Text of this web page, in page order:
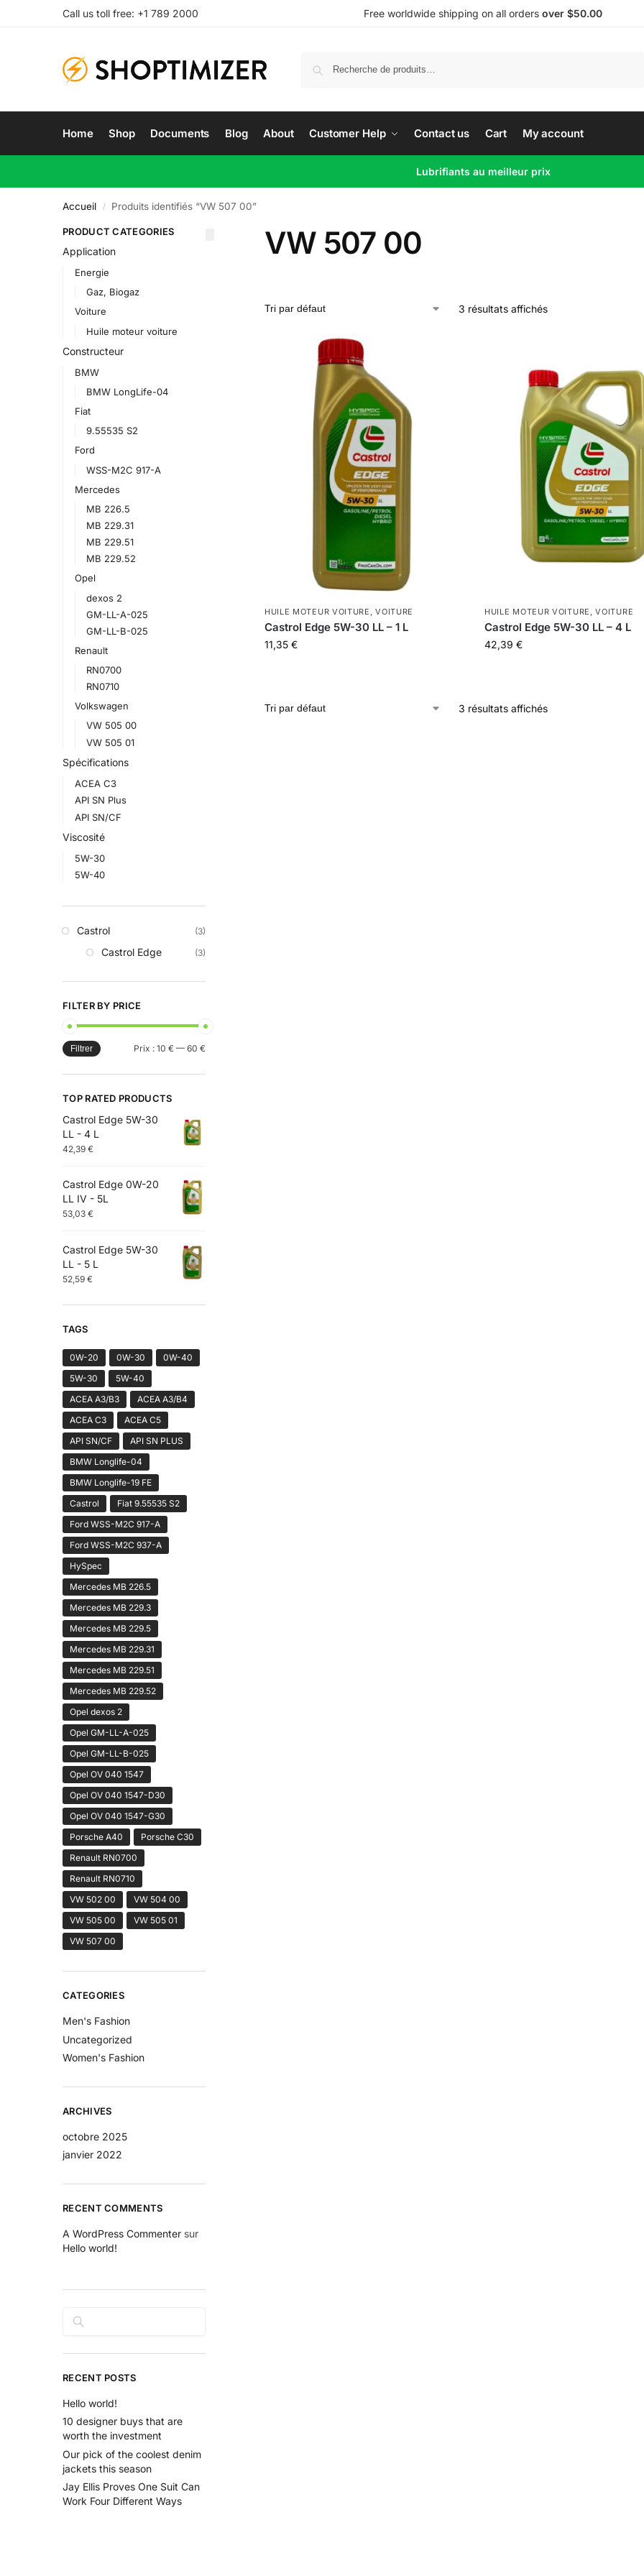
Call us toll free: +1 789 2000 Free worldwide shipping on all orders over $50.00
Home Shop Documents Blog About Customer Help Contact us Cart My account
Lubrifiants au meilleur prix
Accueil / Produits identifiés “VW 507 00”
VW 507 00
3 résultats affichés
HUILE MOTEUR VOITURE ,VOITURE
Castrol Edge 5W-30 LL – 1 L
11,35 €
HUILE MOTEUR VOITURE ,VOITURE
Castrol Edge 5W-30 LL – 4 L
42,39 €
3 résultats affichés
PRODUCT CATEGORIES
Application
Energie
Gaz, Biogaz
Voiture
Huile moteur voiture
Constructeur
BMW
BMW LongLife-04
Fiat
9.55535 S2
Ford
WSS-M2C 917-A
Mercedes
MB 226.5
MB 229.31
MB 229.51
MB 229.52
Opel
dexos 2
GM-LL-A-025
GM-LL-B-025
Renault
RN0700
RN0710
Volkswagen
VW 505 00
VW 505 01
Spécifications
ACEA C3
API SN Plus
API SN/CF
Viscosité
5W-30
5W-40
Castrol (3)
Castrol Edge (3)
FILTER BY PRICE
Filtrer Prix : 10 € — 60 €
TOP RATED PRODUCTS
Castrol Edge 5W-30
LL - 4 L
42,39 €
Castrol Edge 0W-20
LL IV - 5L
53,03 €
Castrol Edge 5W-30
LL - 5 L
52,59 €
TAGS
0W-20 0W-30
0W-40
5W-30
5W-40
ACEA A3/B3
ACEA A3/B4
ACEA C3
ACEA C5
API SN/CF
API SN PLUS
BMW Longlife-04
BMW Longlife-19 FE
Castrol
Fiat 9.55535 S2
Ford WSS-M2C 917-A
Ford WSS-M2C 937-A
HySpec
Mercedes MB 226.5
Mercedes MB 229.3
Mercedes MB 229.5
Mercedes MB 229.31
Mercedes MB 229.51
Mercedes MB 229.52
Opel dexos 2
Opel GM-LL-A-025
Opel GM-LL-B-025
Opel OV 040 1547
Opel OV 040 1547-D30
Opel OV 040 1547-G30
Porsche A40
Porsche C30
Renault RN0700
Renault RN0710
VW 502 00
VW 504 00
VW 505 00
VW 505 01
VW 507 00
CATEGORIES
Men's Fashion
Uncategorized
Women's Fashion
ARCHIVES
octobre 2025
janvier 2022
RECENT COMMENTS
A WordPress Commenter sur
Hello world!
RECENT POSTS
Hello world!
10 designer buys that are
worth the investment
Our pick of the coolest denim
jackets this season
Jay Ellis Proves One Suit Can
Work Four Different Ways